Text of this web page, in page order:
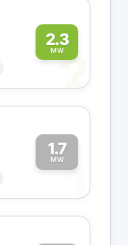
2.3
MW2
1.7
MW1